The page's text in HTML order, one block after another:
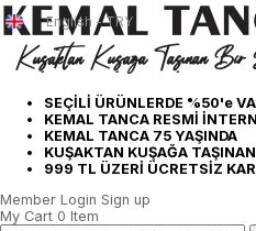
SEÇİLİ ÜRÜNLERDE %50'e
KEMAL TANCA RESMİ
KEMAL TANCA 75 YAŞINDA
KUŞAKTAN KUŞAĞA TAŞINAN
999 TL ÜZERİ ÜCRETSİZ
English - TRY
Member Login Sign up
My Cart 0 Item